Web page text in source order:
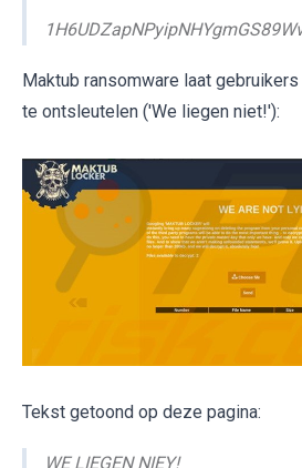
Maktub ransomware laat
te ontsleutelen ('We liegen niet!'):
Tekst getoond op deze pagina:
WE LIEGEN NIEY!